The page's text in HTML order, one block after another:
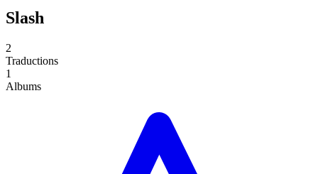
Slash
2
Traductions
1
Albums